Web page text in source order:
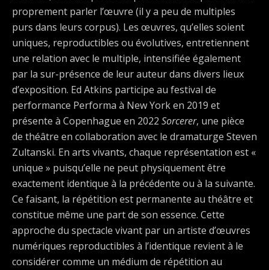
proprement parler l’œuvre (il y a peu de multiples
purs dans leurs corpus). Les œuvres, qu’elles soient
uniques, reproductibles ou évolutives, entretiennent
une relation avec le multiple, intensifiée également
par la sur-présence de leur auteur dans divers lieux
d’exposition. Ed Atkins participe au festival de
performance Performa à New York en 2019 et
présente à Copenhague en 2022 Sorcerer, une pièce
de théâtre en collaboration avec le dramaturge Steven
Zultanski. En arts vivants, chaque représentation est «
unique » puisqu’elle ne peut physiquement être
exactement identique à la précédente ou à la suivante.
Ce faisant, la répétition est permanente au théâtre et
constitue même une part de son essence. Cette
approche du spectacle vivant par un artiste d’œuvres
numériques reproductibles à l’identique revient à le
considérer comme un médium de répétition au